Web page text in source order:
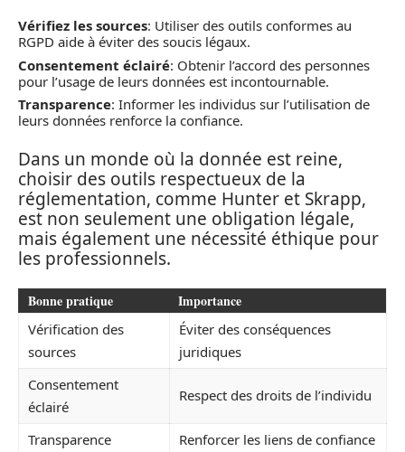
Vérifiez les sources: Utiliser des outils conformes au
RGPD aide à éviter des soucis légaux.
Consentement éclairé: Obtenir l’accord des personnes
pour l’usage de leurs données est incontournable.
Transparence: Informer les individus sur l’utilisation de
leurs données renforce la confiance.
Dans un monde où la donnée est reine,
choisir des outils respectueux de la
réglementation, comme Hunter et Skrapp,
est non seulement une obligation légale,
mais également une nécessité éthique pour
les professionnels.
Bonne pratique Importance
Vérification des
sources
Éviter des conséquences
juridiques
Consentement
éclairé
Respect des droits de l’individu
Transparence Renforcer les liens de confiance